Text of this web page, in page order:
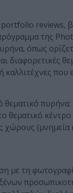
reviews,
της
όπως
καλλιτέχνες που
θεματικό
με τη
ξένων